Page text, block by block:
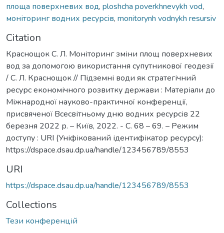
площа поверхневих вод, ploshcha poverkhnevykh vod,
моніторинг водних ресурсів, monitorynh vodnykh resursiv
Citation
Краснощок С. Л. Моніторинг зміни площ поверхневих
вод за допомогою використання супутникової геодезії
/ С. Л. Краснощок // Підземні води як стратегічний
ресурс економічного розвитку держави : Матеріали до
Міжнародної науково-практичної конференції,
присвяченої Всесвітньому дню водних ресурсів 22
березня 2022 р. – Київ, 2022. - С. 68 – 69. – Режим
доступу : URI (Уніфікований ідентифікатор ресурсу):
https://dspace.dsau.dp.ua/handle/123456789/8553
URI
https://dspace.dsau.dp.ua/handle/123456789/8553
Collections
Тези конференцій